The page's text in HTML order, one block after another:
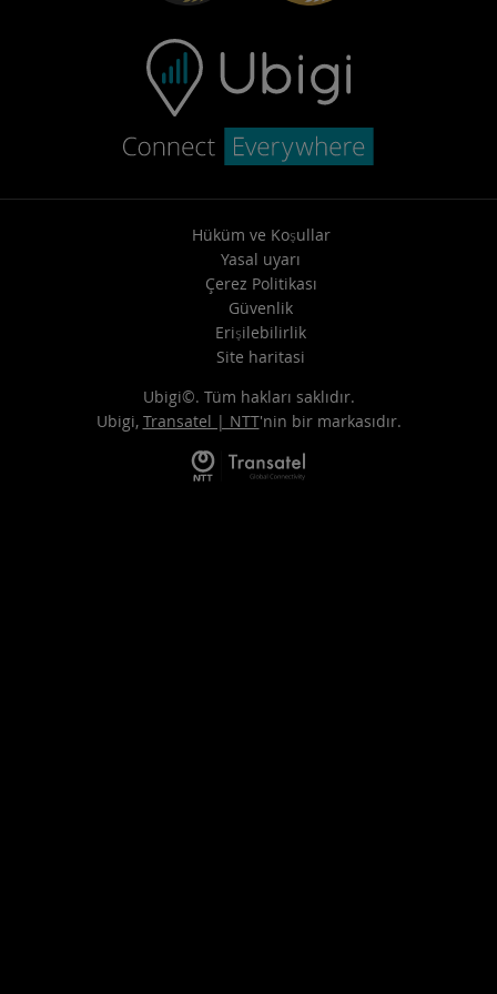
Hüküm ve Koşullar
Yasal uyarı
Çerez Politikası
Güvenlik
Erişilebilirlik
Site haritasi
Ubigi©. Tüm hakları saklıdır.
Ubigi, Transatel | NTT'nin bir markasıdır.